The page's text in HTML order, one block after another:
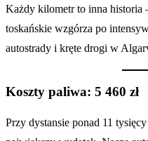
Każdy kilometr to inna historia
toskańskie wzgórza po
autostrady i kręte drogi w
Koszty paliwa: 5 460 zł
Przy dystansie ponad 11